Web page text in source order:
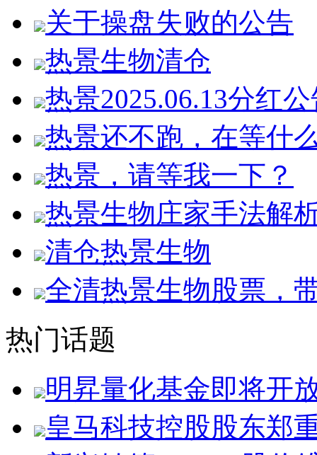
关于操盘失败的公告
热景生物清仓
热景2025.06.13分红
热景还不跑，在等什
热景，请等我一下？
热景生物庄家手法解
清仓热景生物
全清热景生物股票，
热门话题
明昇量化基金即将开
皇马科技控股股东郑